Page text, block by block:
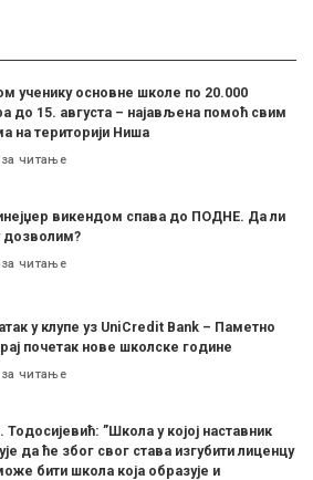
ученику основне школе по 20.000
до 15. августа – најављена помоћ свим
на територији Ниша
читање
викендом спава до ПОДНЕ. Да ли
дозволим?
читање
у клупе уз UniCredit Bank – Паметно
почетак нове школске године
читање
”Школа у којој наставник
да ће због свог става изгубити лиценцу
бити школа која образује и